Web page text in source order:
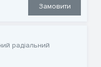
Замовити
радіальний